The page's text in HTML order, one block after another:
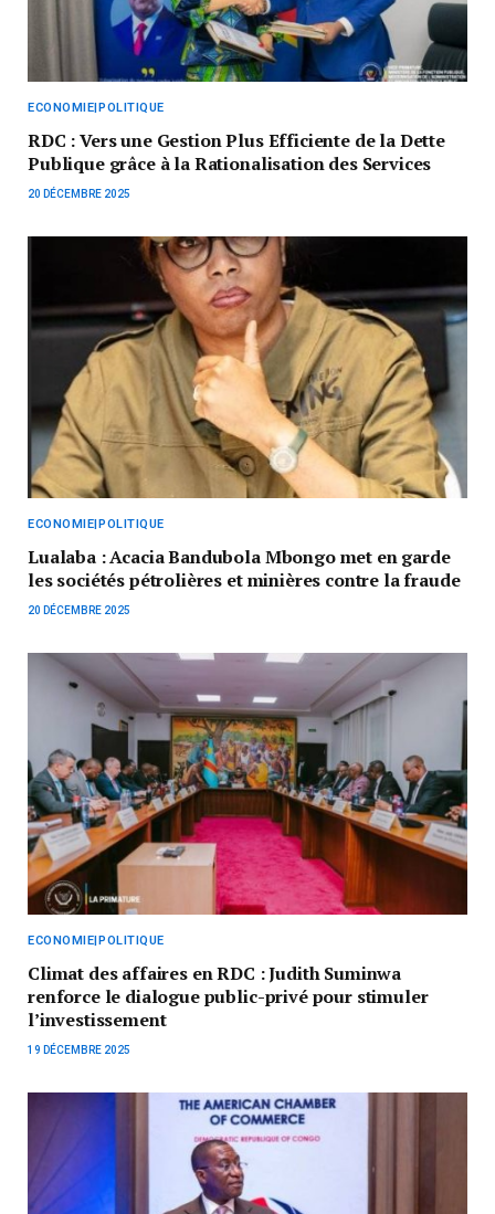
ECONOMIE|POLITIQUE
RDC : Vers une Gestion Plus Efficiente de la Dette
Publique grâce à la Rationalisation des Services
20 DÉCEMBRE 2025
ECONOMIE|POLITIQUE
Lualaba : Acacia Bandubola Mbongo met en garde
les sociétés pétrolières et minières contre la fraude
20 DÉCEMBRE 2025
ECONOMIE|POLITIQUE
Climat des affaires en RDC : Judith Suminwa
renforce le dialogue public-privé pour stimuler
l’investissement
19 DÉCEMBRE 2025